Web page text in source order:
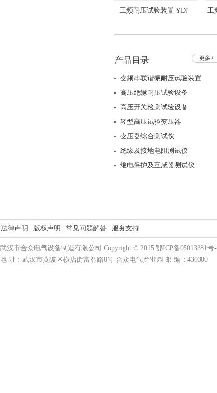
工频耐压试验装置 YDJ- 工
更多+
产品目录
变频串联谐振耐压试验装置
高压绝缘耐压试验设备
高压开关检测试验设备
轻型高压试验变压器
变压器综合测试仪
绝缘及接地电阻测试仪
继电保护及互感器测试仪
法律声明 版权声明 常见问题解答 服务支持
武汉市合众电气设备制造有限公司 Copyright © 2015 鄂ICP备05013381号
地 址：武汉市黄陂区横店街富智路8号 合众电气产业园 邮 编：430300